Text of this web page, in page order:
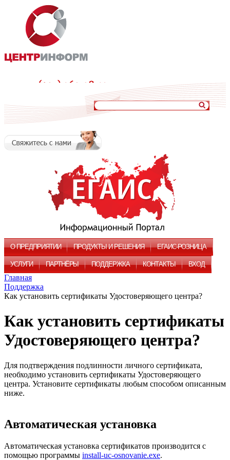
О ПРЕДПРИЯТИИ ПРОДУКТЫ И РЕШЕНИЯ ЕГАИС-РОЗНИЦА
УСЛУГИ ПАРТНЁРЫ ПОДДЕРЖКА КОНТАКТЫ ВХОД
Главная
Поддержка
Как установить сертификаты Удостоверяющего центра?
Как установить сертификаты
Удостоверяющего центра?
Для подтверждения подлинности личного сертификата,
необходимо установить сертификаты Удостоверяющего
центра. Установите сертификаты любым способом описанным
ниже.
Автоматическая установка
Автоматическая установка сертификатов производится с
помощью программы install-uc-osnovanie.exe.